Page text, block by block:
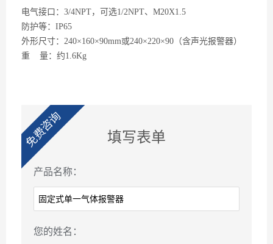
电气接口： 3/4NPT，可选1/2NPT、M20X1.5
防护等： IP65
外形尺寸： 240×160×90mm或240×220×90（含声光报警器）
重 量：约1.6Kg
免费咨询 填写表单
产品名称：
您的姓名：